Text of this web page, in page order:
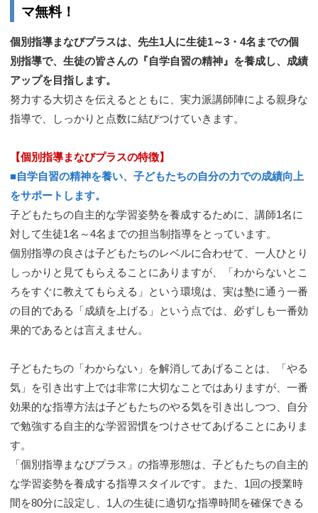
マ無料！
個別指導まなびプラスは、先生1人に生徒1～3・4名までの個
別指導で、生徒の皆さんの『自学自習の精神』を養成し、成績
アップを目指します。
努力する大切さを伝えるとともに、実力派講師陣による親身な
指導で、しっかりと点数に結びつけていきます。
【個別指導まなびプラスの特徴】
■自学自習の精神を養い、子どもたちの自分の力での成績向上
をサポートします。
子どもたちの自主的な学習姿勢を養成するために、講師1名に
対して生徒1名～4名までの担当制指導をとっています。
個別指導の良さは子どもたちのレベルに合わせて、一人ひとり
しっかりと見てもらえることにありますが、「わからないとこ
ろをすぐに教えてもらえる」という環境は、実は塾に通う一番
の目的である「成績を上げる」という点では、必ずしも一番効
果的であるとは言えません。
子どもたちの「わからない」を解消してあげることは、「やる
気」を引き出す上では非常に大切なことではありますが、一番
効果的な指導方法は子どもたちのやる気を引き出しつつ、自分
で勉強する自主的な学習習慣をつけさせてあげることにありま
す。
「個別指導まなびプラス」の指導形態は、子どもたちの自主的
な学習姿勢を養成する指導スタイルです。
また、1回の授業時
間を80分に設定し、1人の生徒に適切な指導時間を確保できる